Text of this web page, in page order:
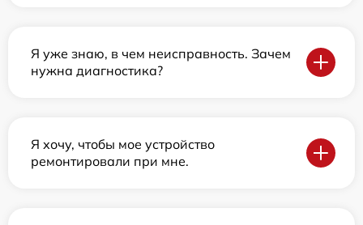
Я уже знаю, в чем неисправность. Зачем
нужна диагностика?
Я хочу, чтобы мое устройство
ремонтировали при мне.